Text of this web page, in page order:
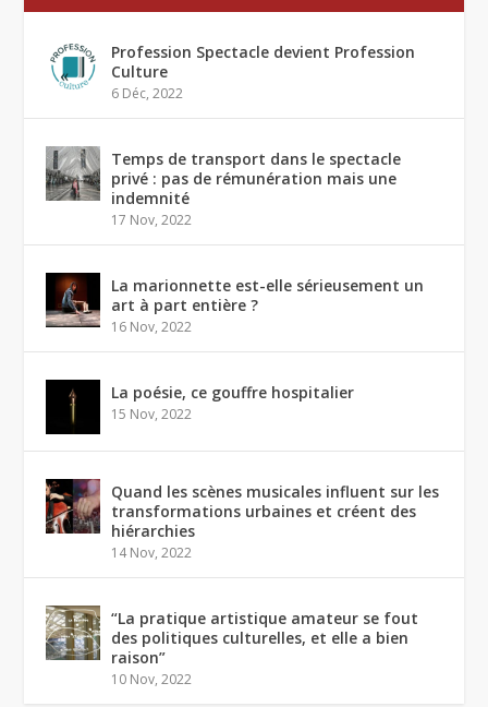
Profession Spectacle devient Profession
Culture
6 Déc, 2022
Temps de transport dans le spectacle
privé : pas de rémunération mais une
indemnité
17 Nov, 2022
La marionnette est-elle sérieusement un
art à part entière ?
16 Nov, 2022
La poésie, ce gouffre hospitalier
15 Nov, 2022
Quand les scènes musicales influent sur les
transformations urbaines et créent des
hiérarchies
14 Nov, 2022
“La pratique artistique amateur se fout
des politiques culturelles, et elle a bien
raison”
10 Nov, 2022